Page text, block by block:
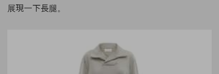
展現一下長腿。